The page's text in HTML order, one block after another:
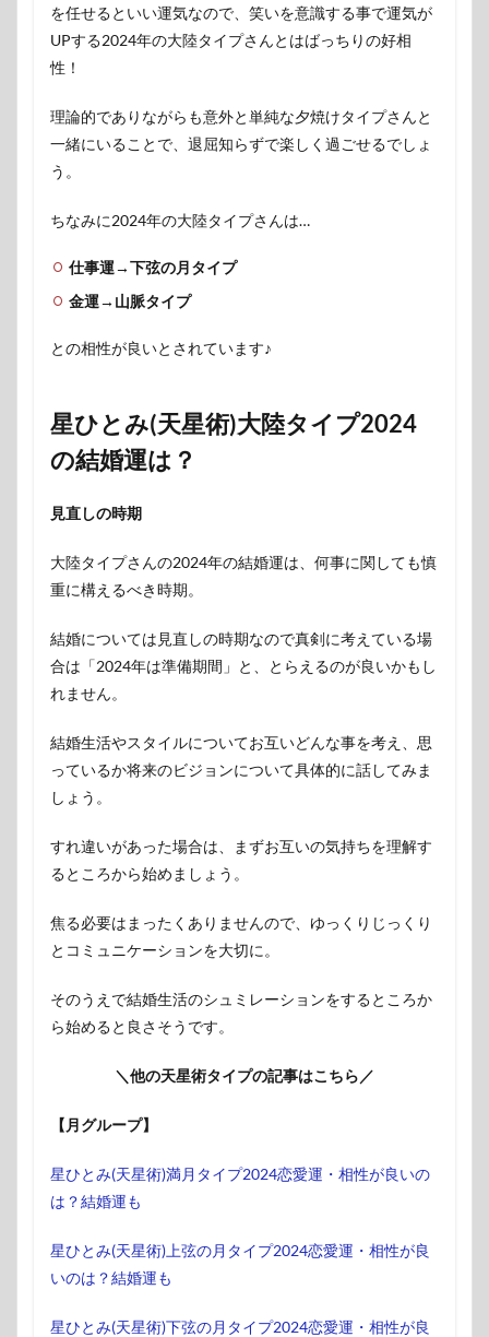
を任せるといい運気なので、笑いを意識する事で運気が
UPする2024年の大陸タイプさんとはばっちりの好相
性！
理論的でありながらも意外と単純な夕焼けタイプさんと
一緒にいることで、退屈知らずで楽しく過ごせるでしょ
う。
ちなみに2024年の大陸タイプさんは…
仕事運→下弦の月タイプ
金運→山脈タイプ
との相性が良いとされています♪
星ひとみ(天星術)大陸タイプ2024
の結婚運は？
見直しの時期
大陸タイプさんの2024年の結婚運は、何事に関しても慎
重に構えるべき時期。
結婚については見直しの時期なので真剣に考えている場
合は「2024年は準備期間」と、とらえるのが良いかもし
れません。
結婚生活やスタイルについてお互いどんな事を考え、思
っているか将来のビジョンについて具体的に話してみま
しょう。
すれ違いがあった場合は、まずお互いの気持ちを理解す
るところから始めましょう。
焦る必要はまったくありませんので、ゆっくりじっくり
とコミュニケーションを大切に。
そのうえで結婚生活のシュミレーションをするところか
ら始めると良さそうです。
＼他の天星術タイプの記事はこちら／
【月グループ】
星ひとみ(天星術)満月タイプ2024恋愛運・相性が良いの
は？結婚運も
星ひとみ(天星術)上弦の月タイプ2024恋愛運・相性が良
いのは？結婚運も
星ひとみ(天星術)下弦の月タイプ2024恋愛運・相性が良